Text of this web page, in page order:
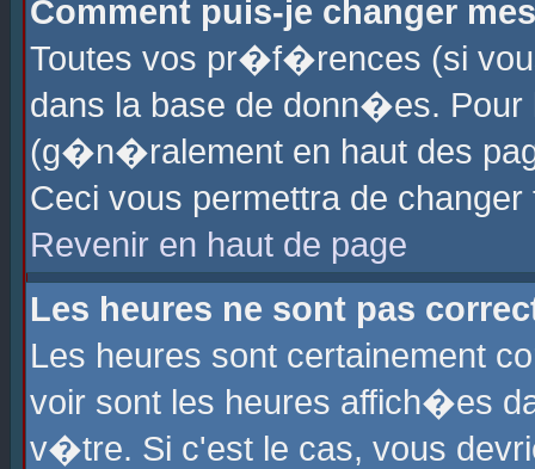
Comment puis-je changer
Toutes vos pr�f�rences (si
dans la base de donn�es.
(g�n�ralement en haut des
Ceci vous permettra de
Revenir en haut de page
Les heures ne sont pas
Les heures sont certainement
voir sont les heures affich�es
v�tre. Si c'est le cas, vous